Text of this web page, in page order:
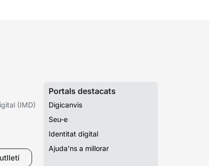
(IMD)
Portals destacats
Digicanvis
Seu-e
Identitat digital
Ajuda’ns a millorar